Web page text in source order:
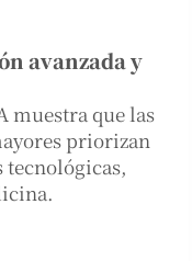
avanzada y
muestra que las
priorizan